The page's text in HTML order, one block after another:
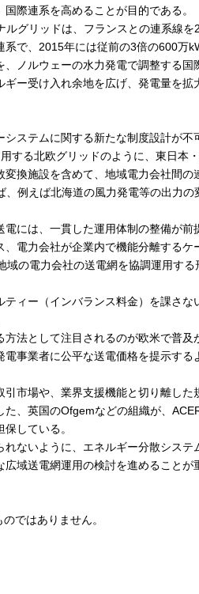
際連系を高めることが目的である。
グリッドは、フランスとの連系線を
で、2015年には従前の3倍の600万
ノルウェーの水力発電で調整する国
ー受け入れ余地を広げ、発電量を拡
ステムに関する新たな制度設計が不
する北欧グリッドのように、東日本
換施設を含めて、地域電力会社間の
例えば北海道の風力発電等の出力の
には、一貫した運用体制の整備が前
電力会社が企業内で機能分離するケ
の電力会社の送電網を協調運用する
ィー（インバランス料金）を課さな
法として注目されるのが欧米で普及
事業者に公平な送電価格を提示する
市場や、業界支援機能と切り離した
、英国のOfgemなどの組織が、
している。
ないように、エネルギー分散システ
域送電網運用の検討を進めることが
ではありません。